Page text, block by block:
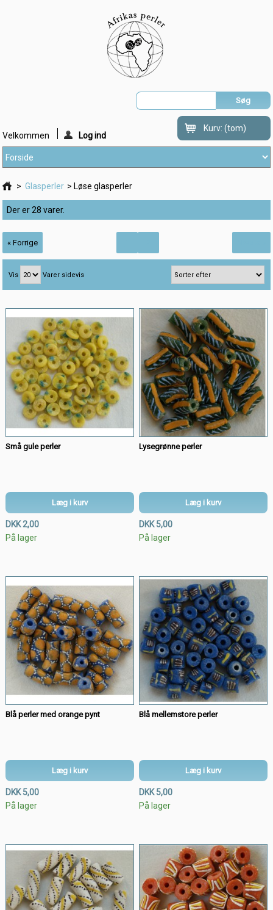
Kurv: (tom)
Velkommen Log ind
> Glasperler > Løse glasperler
Der er 28 varer.
« Forrige
Vis Varer sidevis
Små gule perler
Læg i kurv
DKK 2,00
På lager
Lysegrønne perler
Læg i kurv
DKK 5,00
På lager
Blå perler med orange pynt
Læg i kurv
DKK 5,00
På lager
Blå mellemstore perler
Læg i kurv
DKK 5,00
På lager